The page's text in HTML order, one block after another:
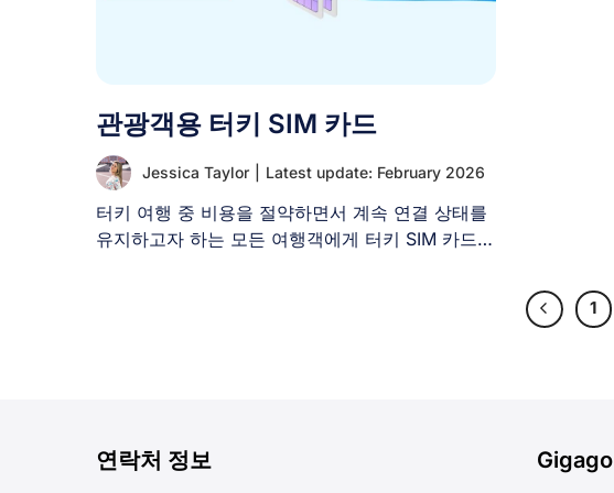
관광객용 터키 SIM 카드
Jessica Taylor Latest update: February 2026
터키 여행 중 비용을 절약하면서 계속 연결 상태를
유지하고자 하는 모든 여행객에게 터키 SIM 카드
1
연락처 정보 Gigago